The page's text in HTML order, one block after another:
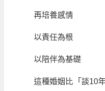
再培養感情
以責任為根
以陪伴為基礎
這種婚姻比「談10